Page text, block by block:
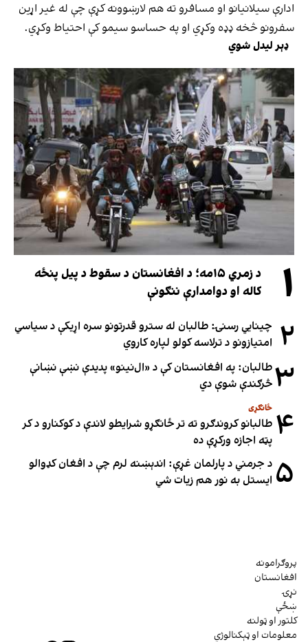
ادارې سیلانیانو او مسافرو ته هم لارښوونه کړې چې له غیر اړين
سفرونو څخه ډډه وکړي او په حساسو سیمو کې احتیاط وکړي.
ډېر لیدل شوي
۱
د زمري ۱۵مه؛ د افغانستان د سقوط د پیل پنځه
کاله او دوامدارې ننګونې
۲ چینایي رسنۍ: طالبان له سترو قدرتونو سره اړیکې د سیاسي
امتیازونو د ترلاسه کولو لپاره کاروي
۳طالبان: په افغانستان کې د «ال‌نینو» پدیدې نښې نښانې
څرګندې شوې دي
۴ ځانګړی
طالبانو کروندګرو ته تر ځانګړو شرایطو لاندې د کوکنارو د کر
پټه اجازه ورکړې ده
۵ د جرمني د پارلمان غړې: اندېښنه لرم چې د افغان کډوالو
ایستل به نور هم زیات شي
پروګرامونه
افغانستان
نړۍ
ښځې
کلتور او ټولنه
معلومات او ټېکنالوژي